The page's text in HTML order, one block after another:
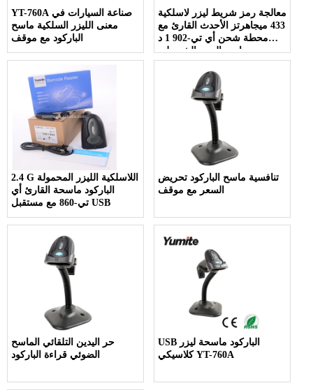
YT-760A صناعة السيارات في
معنى الليزر السلكية ماسح
الباركود مع موقف
معالجة رمز شريط ليزر لاسلكية
433 ميجاهرتز الأحدث القارئ مع
محطة شحن أي تي-902 1 د
ماسح الرمز الشريطي
2.4 G اللاسلكية الليزر المحمولة
الباركود ماسحة القارئ أي
تي-860 مع مستقبل USB
تنافسية ماسح الباركود تحريض
السعر مع موقف
حر اليدين التلقائي الماسح
الضوئي قراءة الباركود
USB الباركود ماسحة ليزر
كلاسيكي YT-760A